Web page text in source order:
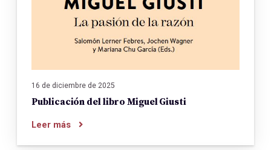
16 de diciembre de 2025
Publicación del libro Miguel Giusti
Leer más